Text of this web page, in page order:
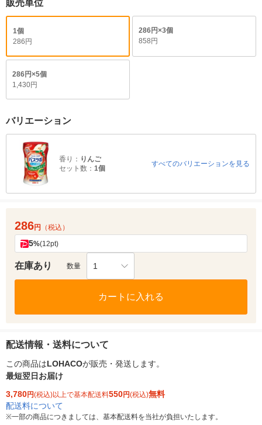
販売単位
1個
286円
286円×3個
858円
286円×5個
1,430円
バリエーション
香り： りんご
セット数： 1個
すべてのバリエーションを見る
286円 （税込）
5%(12pt)
在庫あり 数量 1
カートに入れる
配送情報・送料について
この商品はLOHACOが販売・発送します。
最短翌日お届け
3,780円(税込)以上で基本配送料550円(税込)無料
配送料について
※一部の商品につきましては、基本配送料を当社が負担いたします。